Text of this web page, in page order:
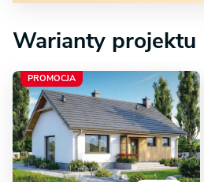
Warianty projektu
PROMOCJA